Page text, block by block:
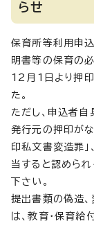
らせ
保育所等利用申
明書等の保育の
12月1日より押印
た。
ただし、申込者自
発行元の押印がな
印私文書変造罪
当すると認めら
下さい。
提出書類の偽造、
は、教育・保育